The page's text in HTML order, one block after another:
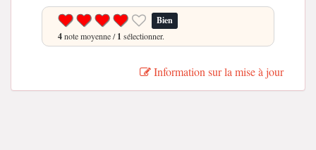
Bien
4note moyenne /1 sélectionner.
Information sur la mise à jour